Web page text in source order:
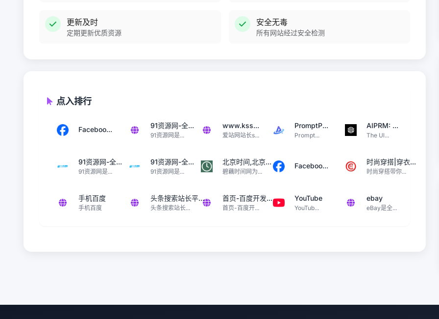
更新及时
定期更新优质资源
安全无毒
所有网站经过安全检测
点入排行
Faceboo... 91资源网-全...
91资源网是...
www.kss...
爱站网站长s...
PromptP...
Prompt...
AIPRM: ...
The Ul...
91资源网-全...
91资源网是...
91资源网-全...
91资源网是...
北京时间,北京...
碧藕时间网为...
Faceboo... 时尚穿搭|穿衣...
时尚穿搭带你...
手机百度
手机百度
头条搜索站长平...
头条搜索站长...
首页-百度开发...
首页-百度开...
YouTube
YouTub...
ebay
eBay是全...